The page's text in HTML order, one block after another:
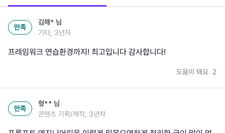
만족
김해* 님
기타, 3년차
프레임워크 연습환경까지! 최고입니다 감사합니다!
도움이 돼요 2
만족
형** 님
콘텐츠 기획/제작, 3년차